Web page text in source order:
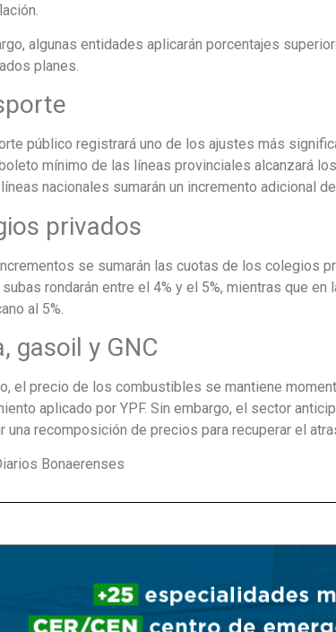
algunas entidades aplicarán porcentajes
planes.
público registrará uno de los ajustes más
mínimo de las líneas provinciales alcanzará
nacionales sumarán un incremento adicional
privados
se sumarán las cuotas de los colegios
rondarán entre el 4% y el 5%, mientras que en
al 5%.
gasoil y GNC
el precio de los combustibles se mantiene
aplicado por YPF. Sin embargo, el sector
una recomposición de precios para recuperar el
Bonaerenses